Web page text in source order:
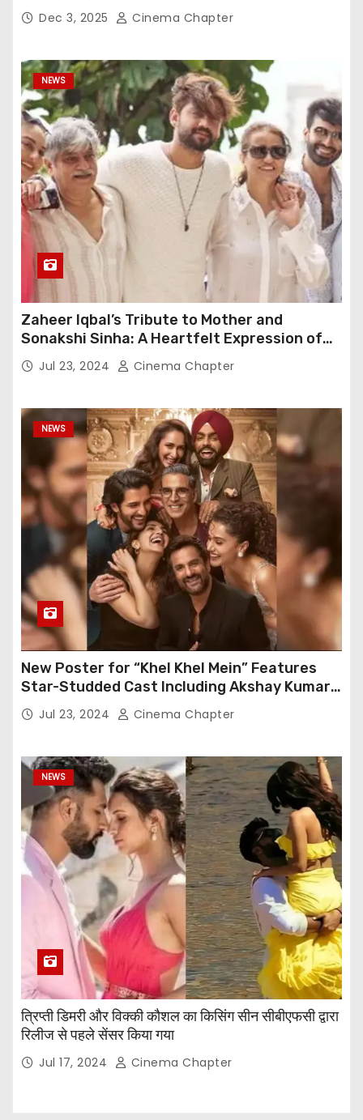
Dec 3, 2025 Cinema Chapter
NEWS
Zaheer Iqbal’s Tribute to Mother and
Sonakshi Sinha: A Heartfelt Expression of
Gratitude
Jul 23, 2024 Cinema Chapter
NEWS
New Poster for “Khel Khel Mein” Features
Star-Studded Cast Including Akshay Kumar,
Taapsee Pannu, Fardeen Khan, and More
Jul 23, 2024 Cinema Chapter
NEWS
त्रिप्ती डिमरी और विक्की कौशल का किसिंग सीन सीबीएफसी द्वारा
रिलीज से पहले सेंसर किया गया
Jul 17, 2024 Cinema Chapter